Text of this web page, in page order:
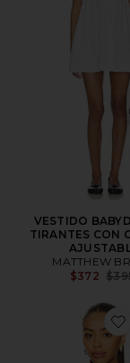
VESTIDO
TIRANTES CON
MATTHEW
$372